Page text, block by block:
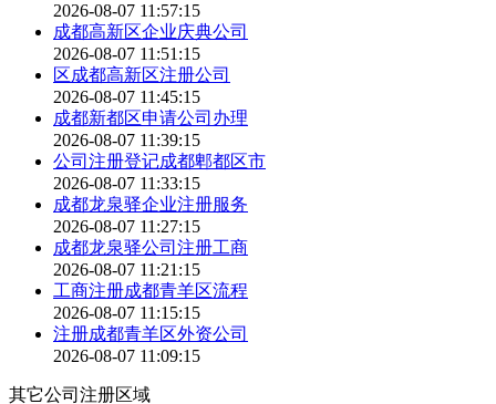
2026-08-07 11:57:15
成都高新区企业庆典公司
2026-08-07 11:51:15
区成都高新区注册公司
2026-08-07 11:45:15
成都新都区申请公司办理
2026-08-07 11:39:15
公司注册登记成都郫都区市
2026-08-07 11:33:15
成都龙泉驿企业注册服务
2026-08-07 11:27:15
成都龙泉驿公司注册工商
2026-08-07 11:21:15
工商注册成都青羊区流程
2026-08-07 11:15:15
注册成都青羊区外资公司
2026-08-07 11:09:15
其它公司注册区域